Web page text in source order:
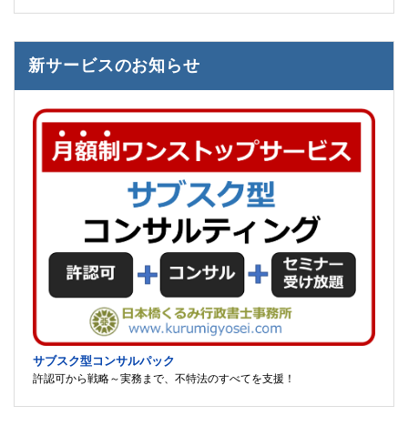
新サービスのお知らせ
サブスク型コンサルパック
許認可から戦略～実務まで、不特法のすべてを支援！